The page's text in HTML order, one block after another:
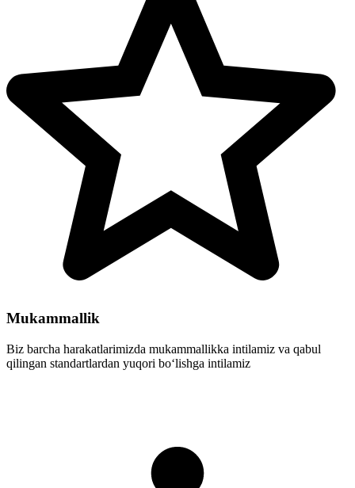
Mukammallik
Biz barcha harakatlarimizda mukammallikka intilamiz va qabul
qilingan standartlardan yuqori bo‘lishga intilamiz